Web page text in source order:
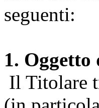
seguenti:
1.
Il Titolare